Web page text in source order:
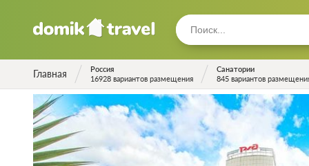
Главная
Россия
16928 вариантов размещения
Санатории
845 вариантов